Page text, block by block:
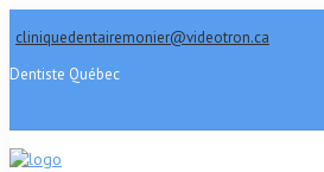
cliniquedentairemonier@videotron.ca
Dentiste Québec